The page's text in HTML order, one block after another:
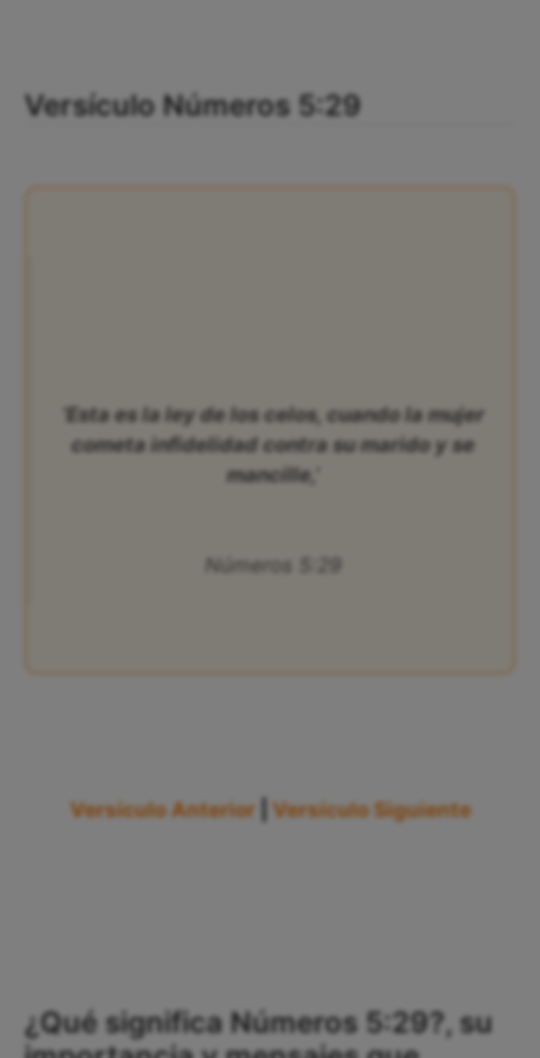
Versículo Números 5:29
‘Esta es la ley de los celos, cuando la mujer
cometa infidelidad contra su marido y se
mancille,’
Números 5:29
Versículo Anterior Versículo Siguiente
¿Qué significa Números 5:29?, su